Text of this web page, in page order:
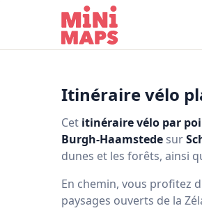
Aller au contenu
Itinéraire vélo
Cet itinéraire vélo par
Burgh-Haamstede sur
dunes et les forêts, ainsi
En chemin, vous profitez
paysages ouverts de la